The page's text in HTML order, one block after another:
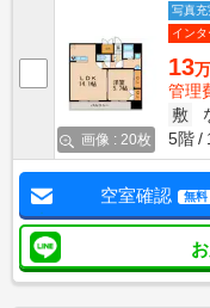
画像 : 20枚
写真充
イン
13
管理
敷
5階
空室確認 無料